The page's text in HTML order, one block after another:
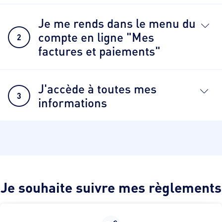
2
Je me rends dans le menu du
compte en ligne "Mes
factures et paiements"
3
J'accède à toutes mes
informations
Je souhaite suivre mes règlements